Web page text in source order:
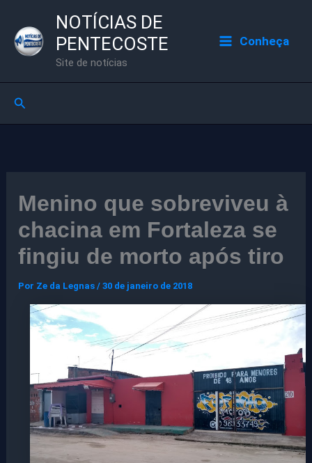
para
NOTÍCIAS DE
PENTECOSTE
Site de notícias
Conheça
Pesquisar
Menino que sobreviveu à
chacina em Fortaleza se
fingiu de morto após tiro
Por Ze da Legnas/30 de janeiro de 2018